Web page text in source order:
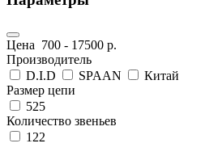
Цена 700 - 17500 р.
Производитель
D.I.D
SPAAN
Китай
Размер цепи
525
Количество звеньев
122